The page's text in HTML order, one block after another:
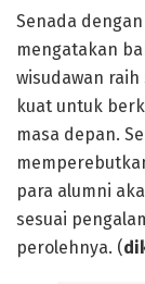
Senada dengan
mengatakan
wisudawan
kuat untuk
masa depan.
para alumni
sesuai
perolehnya. (